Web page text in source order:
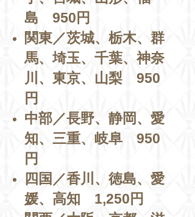
島 950円
関東／茨城、栃木、群
馬、埼玉、千葉、神奈
川、東京、山梨 950
円
中部／長野、静岡、愛
知、三重、岐阜 950
円
四国／香川、徳島、愛
媛、高知 1,250円